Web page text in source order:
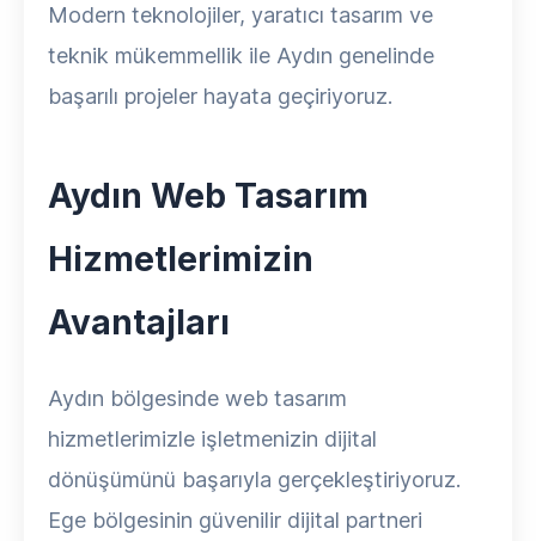
Modern teknolojiler, yaratıcı tasarım ve
teknik mükemmellik ile Aydın genelinde
başarılı projeler hayata geçiriyoruz.
Aydın Web Tasarım
Hizmetlerimizin
Avantajları
Aydın bölgesinde web tasarım
hizmetlerimizle işletmenizin dijital
dönüşümünü başarıyla gerçekleştiriyoruz.
Ege bölgesinin güvenilir dijital partneri